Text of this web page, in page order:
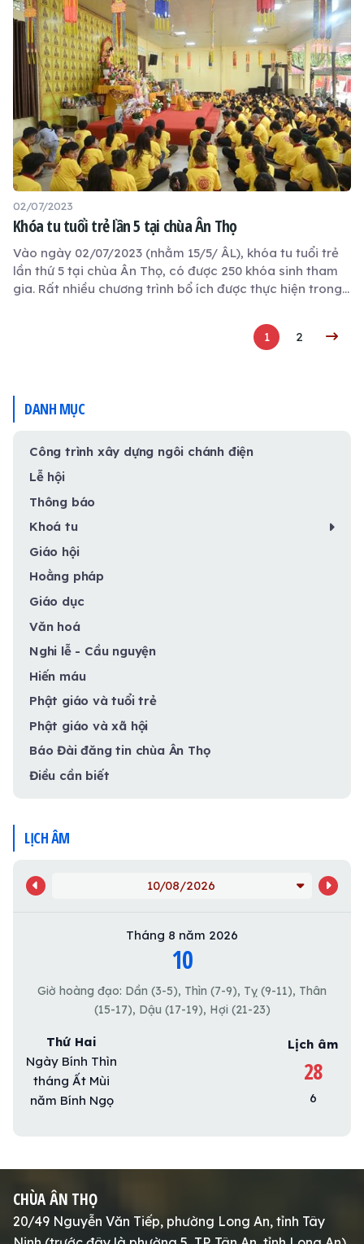
02/07/2023
Khóa tu tuổi trẻ lần 5 tại chùa Ân Thọ
Vào ngày 02/07/2023 (nhằm 15/5/ ÂL), khóa tu tuổi trẻ
lần thứ 5 tại chùa Ân Thọ, có được 250 khóa sinh tham
gia. Rất nhiều chương trình bổ ích được thực hiện trong
1
2
DANH MỤC
Công trình xây dựng ngôi chánh điện
Lễ hội
Thông báo
Khoá tu
Giáo hội
Hoằng pháp
Giáo dục
Văn hoá
Nghi lễ - Cầu nguyện
Hiến máu
Phật giáo và tuổi trẻ
Phật giáo và xã hội
Báo Đài đăng tin chùa Ân Thọ
Điều cần biết
LỊCH ÂM
10/08/2026
Tháng 8 năm 2026
10
Giờ hoàng đạo: Dần (3-5), Thìn (7-9), Tỵ (9-11), Thân
(15-17), Dậu (17-19), Hợi (21-23)
Thứ Hai
Ngày Bính Thìn
tháng Ất Mùi
năm Bính Ngọ
Lịch âm
28
6
CHÙA ÂN THỌ
20/49 Nguyễn Văn Tiếp, phường Long An, tỉnh Tây